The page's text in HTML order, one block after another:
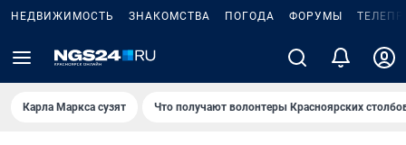
НЕДВИЖИМОСТЬ ЗНАКОМСТВА ПОГОДА ФОРУМЫ
Карла Маркса сузят Что получают волонтеры Красноярских